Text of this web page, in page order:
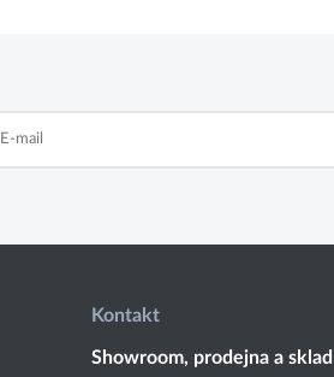
Kontakt
Showroom, prodejna a